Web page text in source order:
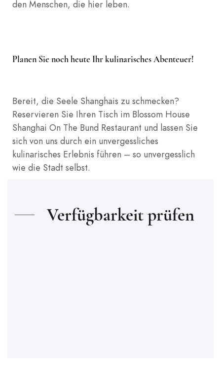
den Menschen, die hier leben.
Planen Sie noch heute Ihr kulinarisches Abenteuer!
Bereit, die Seele Shanghais zu schmecken?
Reservieren Sie Ihren Tisch im Blossom House
Shanghai On The Bund Restaurant und lassen Sie
sich von uns durch ein unvergessliches
kulinarisches Erlebnis führen – so unvergesslich
wie die Stadt selbst.
Verfügbarkeit prüfen